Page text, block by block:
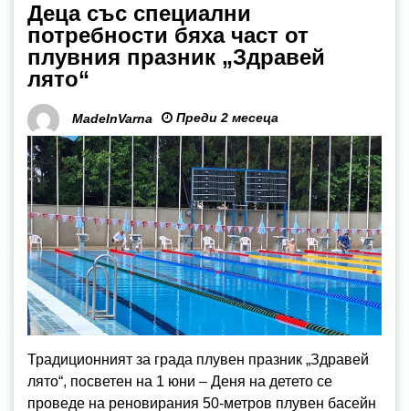
Деца със специални
потребности бяха част от
плувния празник „Здравей
лято“
MadeInVarna Преди 2 месеца
Традиционният за града плувен празник „Здравей
лято“, посветен на 1 юни – Деня на детето се
проведе на реновирания 50-метров плувен басейн